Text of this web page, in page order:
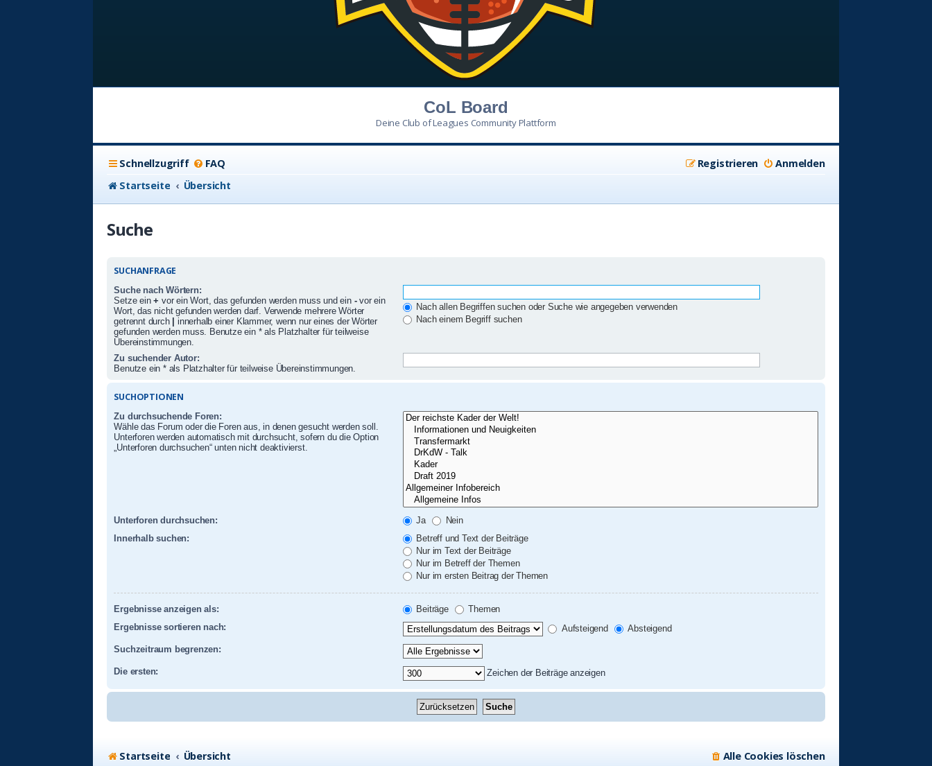
CoL Board
Deine Club of Leagues Community Plattform
Schnellzugriff FAQ Anmelden
Registrieren
Startseite
Übersicht
Suche
SUCHANFRAGE
Suche nach Wörtern:
Setze ein+ vor ein Wort, das gefunden werden muss und ein -vor ein
Wort, das nicht gefunden werden darf. Verwende mehrere Wörter
getrennt durch
innerhalb einer Klammer, wenn nur eines der Wörter
gefunden werden muss. Benutze ein * als Platzhalter für teilweise
Übereinstimmungen.
Nach allen Begriffen suchen oder Suche wie angegeben verwenden
Nach einem Begriff suchen
Zu suchender Autor:
Benutze ein * als Platzhalter für teilweise Übereinstimmungen.
SUCHOPTIONEN
Zu durchsuchende Foren:
Wähle das Forum oder die Foren aus, in denen gesucht werden soll.
Unterforen werden automatisch mit durchsucht, sofern du die Option
„Unterforen durchsuchen“ unten nicht deaktivierst.
Unterforen durchsuchen: Ja
Nein
Innerhalb suchen:
Betreff und Text der Beiträge
Nur im Text der Beiträge
Nur im Betreff der Themen
Nur im ersten Beitrag der Themen
Ergebnisse anzeigen als: Beiträge
Themen
Ergebnisse sortieren nach:
Aufsteigend Absteigend
Suchzeitraum begrenzen:
Die ersten: Zeichen der Beiträge anzeigen
Startseite Übersicht Alle Cookies löschen